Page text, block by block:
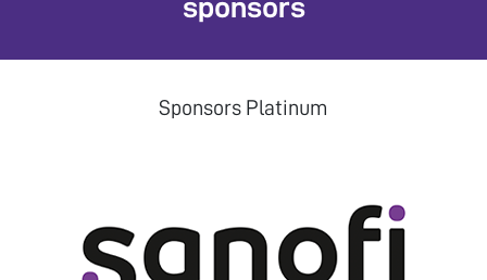
sponsors
Sponsors Platinum